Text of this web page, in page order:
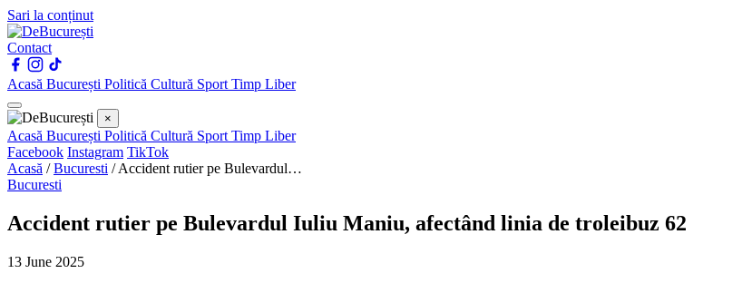
Sari la conținut
Contact
Acasă București Politică Cultură Sport Timp Liber
×
Acasă București Politică Cultură Sport Timp Liber
Facebook Instagram TikTok
Acasă /Bucuresti /Accident rutier pe Bulevardul…
Bucuresti
Accident rutier pe Bulevardul Iuliu Maniu, afectând linia de troleibuz 62
13 June 2025